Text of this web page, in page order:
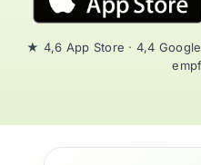
★ 4,6 App Store · 4,4